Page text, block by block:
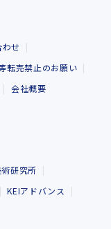
わせ
転売禁止のお願い
会社概要
研究所
KEIアドバンス